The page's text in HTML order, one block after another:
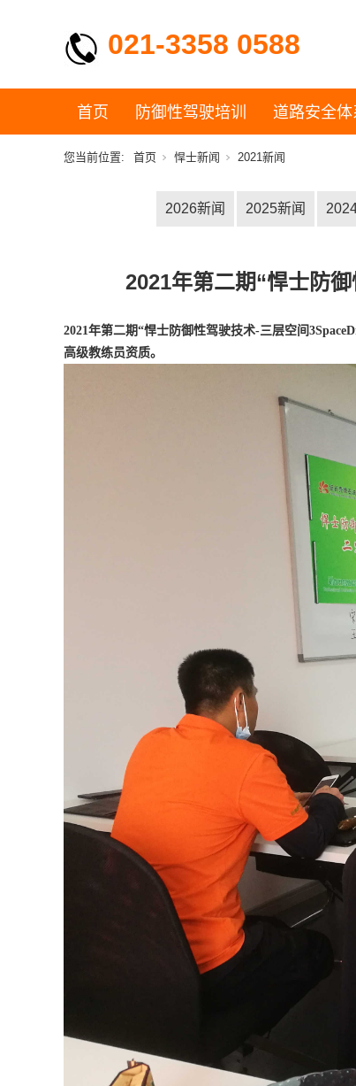
021-3358 0588
首页 防御性驾驶培训 道路安全
您当前位置: 首页 悍士新闻 2021新闻
2026新闻 2025新闻
2021年第二期“悍士防
2021年第二期“悍士防御性驾驶技术-三层空间
高级教练员资质。